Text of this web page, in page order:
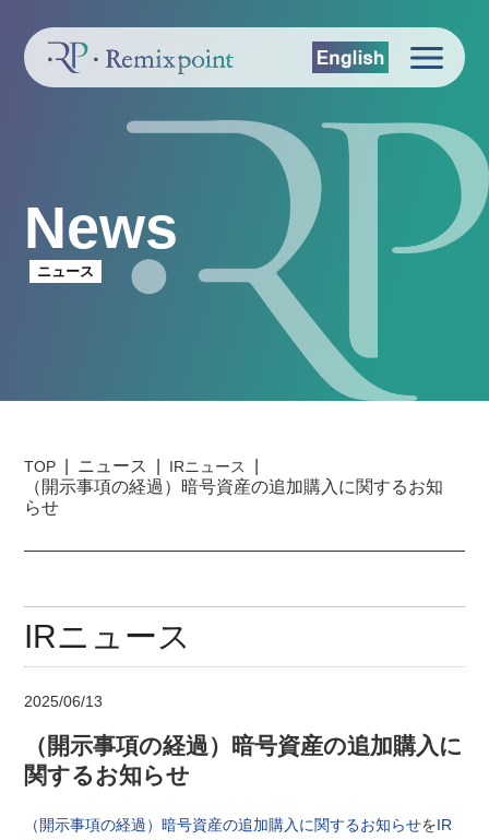
News
ニュース
TOP ニュース IRニュース
（開示事項の経過）暗号資産の追加購入に関するお知
らせ
IRニュース
2025/06/13
（開示事項の経過）暗号資産の追加購入に
関するお知らせ
（開示事項の経過）暗号資産の追加購入に関するお知らせをIR